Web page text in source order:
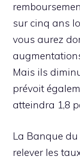
sur cinq ans
vous aurez
Mais ils
prévoit
atteindra 1,8
La Banque
relever les